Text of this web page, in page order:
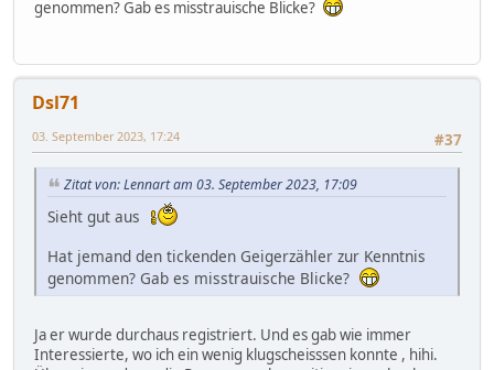
genommen? Gab es misstrauische Blicke?
Dsl71
#37
03. September 2023, 17:24
Zitat von: Lennart am 03. September 2023, 17:09
Sieht gut aus
Hat jemand den tickenden Geigerzähler zur Kenntnis
genommen? Gab es misstrauische Blicke?
Ja er wurde durchaus registriert. Und es gab wie immer
Interessierte, wo ich ein wenig klugscheisssen konnte , hihi.